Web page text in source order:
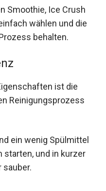
Smoothie, Ice Crush
wählen und die
behalten.
ist die
Reinigungsprozess
ein wenig Spülmittel
starten, und in kurzer
sauber.